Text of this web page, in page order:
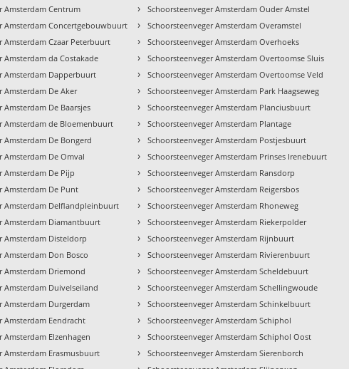
Amsterdam Centrum
Amsterdam Concertgebouwbuurt
Amsterdam Czaar Peterbuurt
Amsterdam da Costakade
Amsterdam Dapperbuurt
Amsterdam De Aker
Amsterdam De Baarsjes
Amsterdam de Bloemenbuurt
Amsterdam De Bongerd
Amsterdam De Omval
Amsterdam De Pijp
Amsterdam De Punt
Amsterdam Delflandpleinbuurt
Amsterdam Diamantbuurt
Amsterdam Disteldorp
Amsterdam Don Bosco
Amsterdam Driemond
Amsterdam Duivelseiland
Amsterdam Durgerdam
Amsterdam Eendracht
Amsterdam Elzenhagen
Amsterdam Erasmusbuurt
› Schoorsteenveger Amsterdam Ouder Amstel
› Schoorsteenveger Amsterdam Overamstel
› Schoorsteenveger Amsterdam Overhoeks
› Schoorsteenveger Amsterdam Overtoomse Sluis
› Schoorsteenveger Amsterdam Overtoomse Veld
› Schoorsteenveger Amsterdam Park Haagseweg
› Schoorsteenveger Amsterdam Planciusbuurt
› Schoorsteenveger Amsterdam Plantage
› Schoorsteenveger Amsterdam Postjesbuurt
› Schoorsteenveger Amsterdam Prinses Irenebuurt
› Schoorsteenveger Amsterdam Ransdorp
› Schoorsteenveger Amsterdam Reigersbos
› Schoorsteenveger Amsterdam Rhoneweg
› Schoorsteenveger Amsterdam Riekerpolder
› Schoorsteenveger Amsterdam Rijnbuurt
› Schoorsteenveger Amsterdam Rivierenbuurt
› Schoorsteenveger Amsterdam Scheldebuurt
› Schoorsteenveger Amsterdam Schellingwoude
› Schoorsteenveger Amsterdam Schinkelbuurt
› Schoorsteenveger Amsterdam Schiphol
› Schoorsteenveger Amsterdam Schiphol Oost
› Schoorsteenveger Amsterdam Sierenborch